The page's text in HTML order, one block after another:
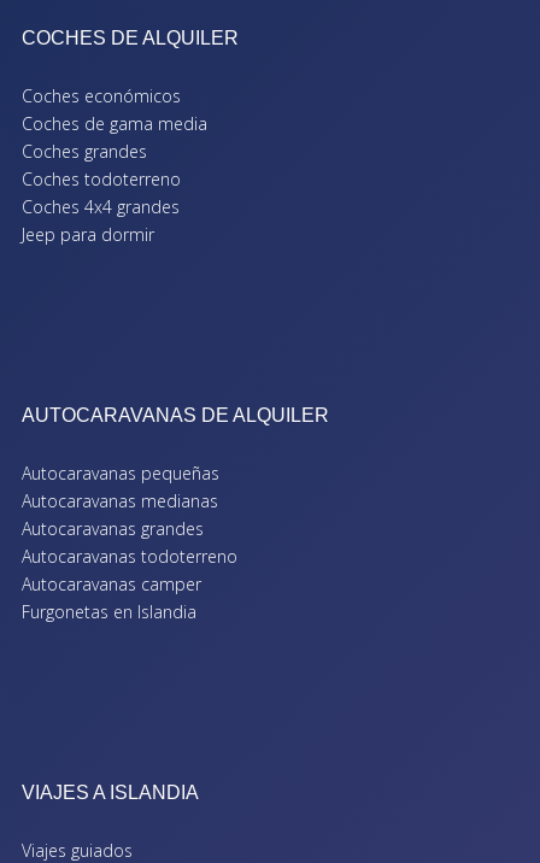
COCHES DE ALQUILER
Coches económicos
Coches de gama media
Coches grandes
Coches todoterreno
Coches 4x4 grandes
Jeep para dormir
AUTOCARAVANAS DE ALQUILER
Autocaravanas pequeñas
Autocaravanas medianas
Autocaravanas grandes
Autocaravanas todoterreno
Autocaravanas camper
Furgonetas en Islandia
VIAJES A ISLANDIA
Viajes guiados